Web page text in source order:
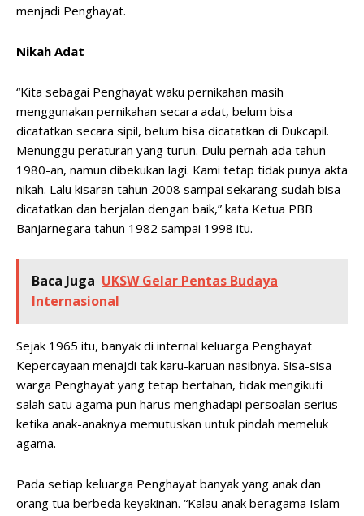
menjadi Penghayat.
Nikah Adat
“Kita sebagai Penghayat waku pernikahan masih
menggunakan pernikahan secara adat, belum bisa
dicatatkan secara sipil, belum bisa dicatatkan di Dukcapil.
Menunggu peraturan yang turun. Dulu pernah ada tahun
1980-an, namun dibekukan lagi. Kami tetap tidak punya akta
nikah. Lalu kisaran tahun 2008 sampai sekarang sudah bisa
dicatatkan dan berjalan dengan baik,” kata Ketua PBB
Banjarnegara tahun 1982 sampai 1998 itu.
Baca Juga UKSW Gelar Pentas Budaya
Internasional
Sejak 1965 itu, banyak di internal keluarga Penghayat
Kepercayaan menajdi tak karu-karuan nasibnya. Sisa-sisa
warga Penghayat yang tetap bertahan, tidak mengikuti
salah satu agama pun harus menghadapi persoalan serius
ketika anak-anaknya memutuskan untuk pindah memeluk
agama.
Pada setiap keluarga Penghayat banyak yang anak dan
orang tua berbeda keyakinan. “Kalau anak beragama Islam